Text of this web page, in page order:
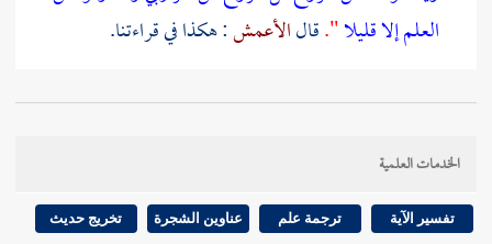
العلم إلا قليلا".قالالأعمش: هكذا في قراءتنا.
[ص:638 ]
الكلام عليه من أوجه:
الخدمات العلمية
تفسير الآية ترجمة علم عناوين الشجرة تخريج حديث